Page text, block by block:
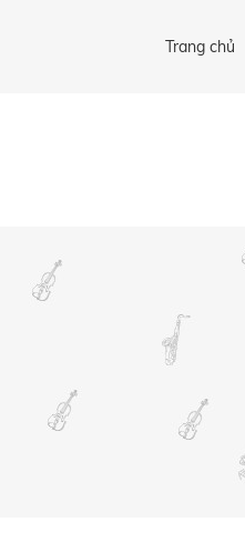
Trang chủ